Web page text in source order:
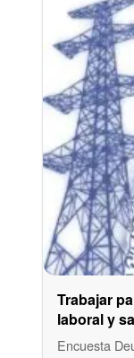
Trabajar
laboral y
Encuesta